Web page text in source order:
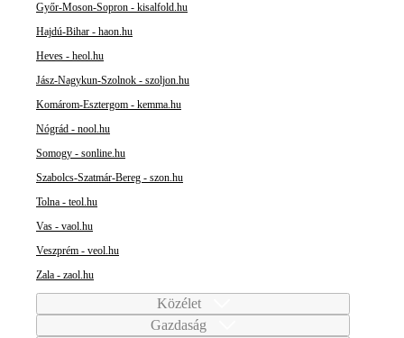
Győr-Moson-Sopron - kisalfold.hu
Hajdú-Bihar - haon.hu
Heves - heol.hu
Jász-Nagykun-Szolnok - szoljon.hu
Komárom-Esztergom - kemma.hu
Nógrád - nool.hu
Somogy - sonline.hu
Szabolcs-Szatmár-Bereg - szon.hu
Tolna - teol.hu
Vas - vaol.hu
Veszprém - veol.hu
Zala - zaol.hu
Közélet
Gazdaság